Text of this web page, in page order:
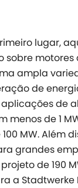
lugar,
sobre motores
ampla
de
de
menos de 1
MW. Além
grandes
de 190
a Stadtwerke